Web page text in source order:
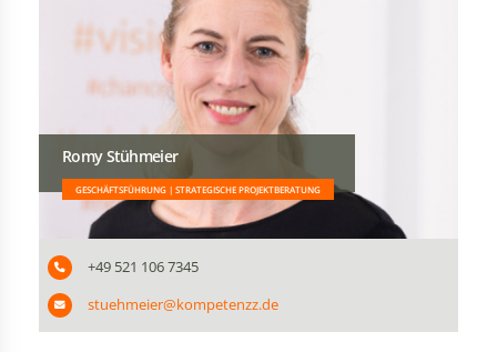
Romy Stühmeier
GESCHÄFTSFÜHRUNG | STRATEGISCHE PROJEKTBERATUNG
+49 521 106 7345
stuehmeier@kompetenzz.de